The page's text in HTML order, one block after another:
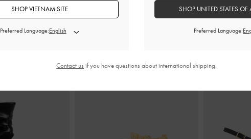
KẾT HỢP CÙNG
SHOP VIETNAM SITE
Preferred Language:
SHOP UNITED STATES OF
Preferred Language:
Contact us if you have questions about international shipping.